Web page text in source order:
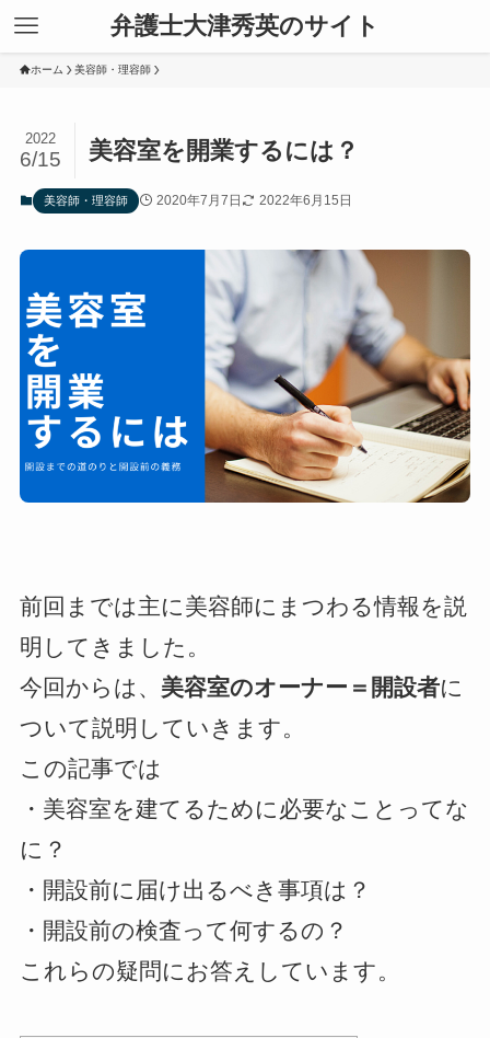
弁護士大津秀英のサイト
ホーム 美容師・理容師
美容室を開業するには？
2022
6/15
美容師・理容師 2020年7月7日 2022年6月15日
前回までは主に美容師にまつわる情報を説
明してきました。
今回からは、 美容室のオーナー＝開設者に
ついて説明していきます。
この記事では
・美容室を建てるために必要なことってな
に？
・開設前に届け出るべき事項は？
・開設前の検査って何するの？
これらの疑問にお答えしています。